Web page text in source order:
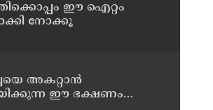
ഈ ഐറ്റം
നോക്കൂ
അകറ്റാൻ
ഈ ഭക്ഷണം